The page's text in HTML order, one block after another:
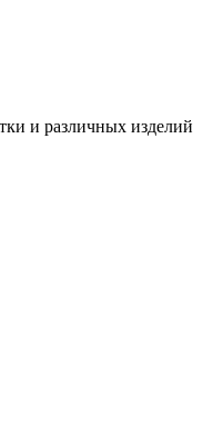
и различных изделий